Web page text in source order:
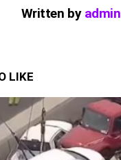
Written by admin
LIKE